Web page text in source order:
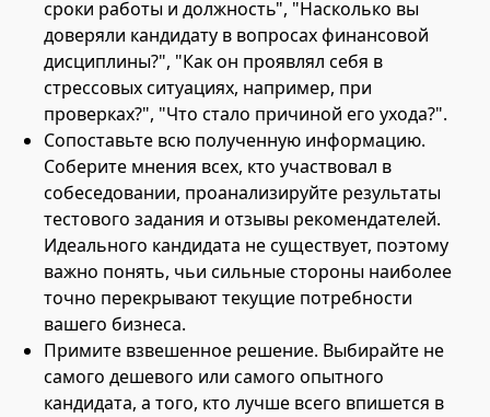
сроки работы и должность", "Насколько вы
доверяли кандидату в вопросах финансовой
дисциплины?", "Как он проявлял себя в
стрессовых ситуациях, например, при
проверках?", "Что стало причиной его ухода?".
Сопоставьте всю полученную информацию.
Соберите мнения всех, кто участвовал в
собеседовании, проанализируйте результаты
тестового задания и отзывы рекомендателей.
Идеального кандидата не существует, поэтому
важно понять, чьи сильные стороны наиболее
точно перекрывают текущие потребности
вашего бизнеса.
Примите взвешенное решение. Выбирайте не
самого дешевого или самого опытного
кандидата, а того, кто лучше всего впишется в